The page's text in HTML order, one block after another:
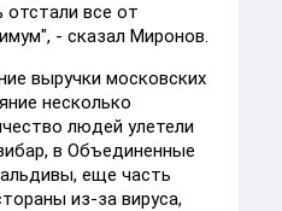
отстали все от
- сказал Миронов.
выручки московских
несколько
людей улетели
в Объединенные
еще часть
из-за вируса,